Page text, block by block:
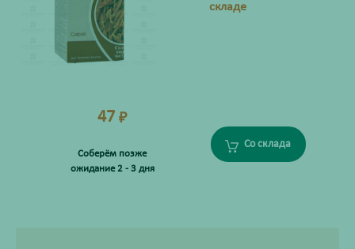
складе
47 ₽
Соберём позже
ожидание 2 - 3 дня
Со склада